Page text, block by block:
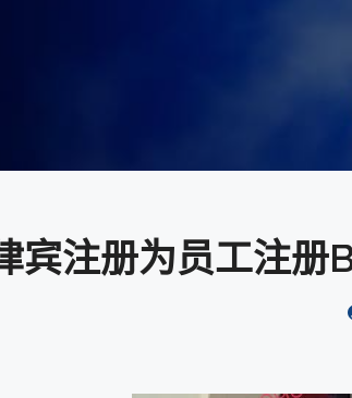
宾注册为员工注册